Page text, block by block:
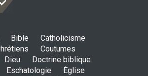
der heiligkeit ? - das auge
der wache-Dokimos n°2
ENSEIGNEMENTS
3. April 2014 00:00
Bible
Catholicisme
Coutumes
Dieu
Doctrine biblique
Eschatologie
Église